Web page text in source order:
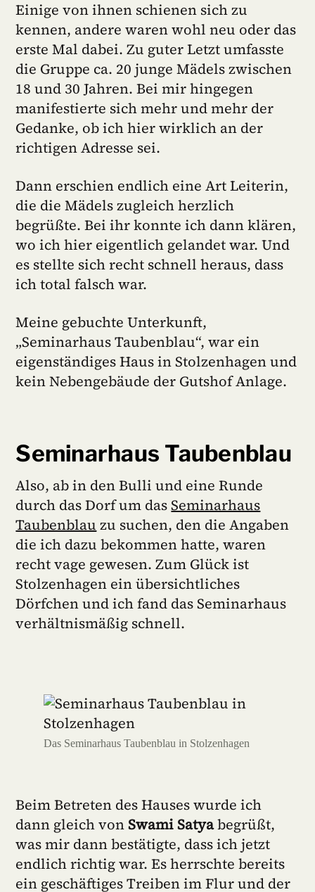
Einige von ihnen schienen sich zu
kennen, andere waren wohl neu oder das
erste Mal dabei. Zu guter Letzt umfasste
die Gruppe ca. 20 junge Mädels zwischen
18 und 30 Jahren. Bei mir hingegen
manifestierte sich mehr und mehr der
Gedanke, ob ich hier wirklich an der
richtigen Adresse sei.
Dann erschien endlich eine Art Leiterin,
die die Mädels zugleich herzlich
begrüßte. Bei ihr konnte ich dann klären,
wo ich hier eigentlich gelandet war. Und
es stellte sich recht schnell heraus, dass
ich total falsch war.
Meine gebuchte Unterkunft,
„Seminarhaus Taubenblau“, war ein
eigenständiges Haus in Stolzenhagen und
kein Nebengebäude der Gutshof Anlage.
Seminarhaus Taubenblau
Also, ab in den Bulli und eine Runde
durch das Dorf um dasSeminarhaus
Taubenblau zu suchen, den die Angaben
die ich dazu bekommen hatte, waren
recht vage gewesen. Zum Glück ist
Stolzenhagen ein übersichtliches
Dörfchen und ich fand das Seminarhaus
verhältnismäßig schnell.
Das Seminarhaus Taubenblau in Stolzenhagen
Beim Betreten des Hauses wurde ich
dann gleich vonSwami Satyabegrüßt,
was mir dann bestätigte, dass ich jetzt
endlich richtig war. Es herrschte bereits
ein geschäftiges Treiben im Flur und der